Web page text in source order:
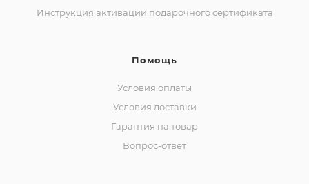
Инструкция активации подарочного сертификата
Помощь
Условия оплаты
Условия доставки
Гарантия на товар
Вопрос-ответ